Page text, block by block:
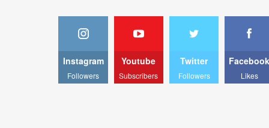
Facebook
Likes
Twitter
Followers
Youtube
Subscribers
Instagram
Followers